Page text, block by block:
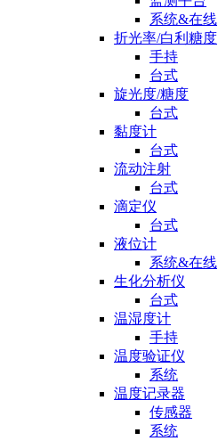
系统&在线
折光率/白利糖度
手持
台式
旋光度/糖度
台式
黏度计
台式
流动注射
台式
滴定仪
台式
液位计
系统&在线
生化分析仪
台式
温湿度计
手持
温度验证仪
系统
温度记录器
传感器
系统